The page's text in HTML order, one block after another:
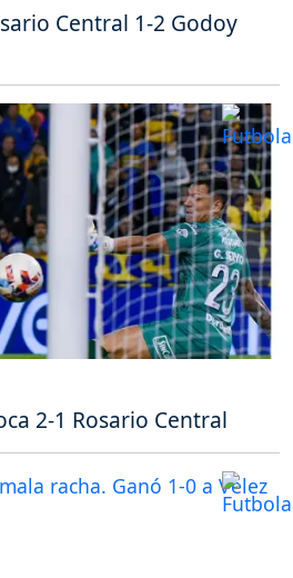
Central 1-2 Godoy
2-1 Rosario Central